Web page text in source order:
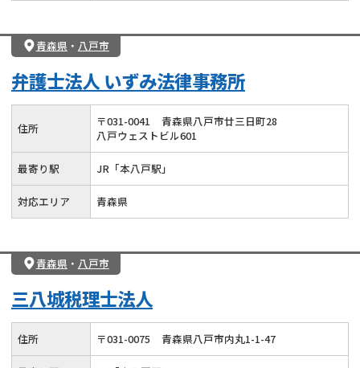
青森県 ・ 八戸市
弁護士法人 いずみ法律事務所
住所 〒031-0041
青森県八戸市廿三日町28
八戸ウェストビル601
最寄り駅 JR「本八戸駅」
対応エリア 青森県
青森県 ・ 八戸市
三八城税理士法人
住所 〒031-0075 青森県八戸市内丸1-1-47